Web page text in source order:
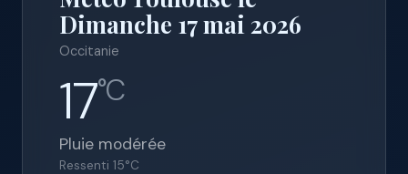
Dimanche 17 mai 2026
Occitanie
17°C
Pluie modérée
Ressenti 15°C